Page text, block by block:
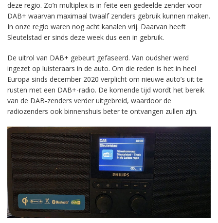
deze regio. Zo’n multiplex is in feite een gedeelde zender voor
DAB+ waarvan maximaal twaalf zenders gebruik kunnen maken.
In onze regio waren nog acht kanalen vrij. Daarvan heeft
Sleutelstad er sinds deze week dus een in gebruik.
De uitrol van DAB+ gebeurt gefaseerd. Van oudsher werd
ingezet op luisteraars in de auto. Om die reden is het in heel
Europa sinds december 2020 verplicht om nieuwe auto’s uit te
rusten met een DAB+-radio. De komende tijd wordt het bereik
van de DAB-zenders verder uitgebreid, waardoor de
radiozenders ook binnenshuis beter te ontvangen zullen zijn.